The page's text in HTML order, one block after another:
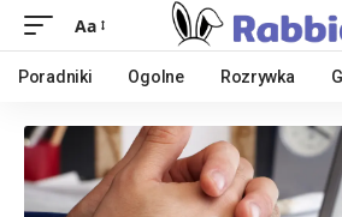
Aa
Poradniki Ogolne Rozrywka